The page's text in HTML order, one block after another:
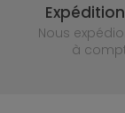
Nous
à